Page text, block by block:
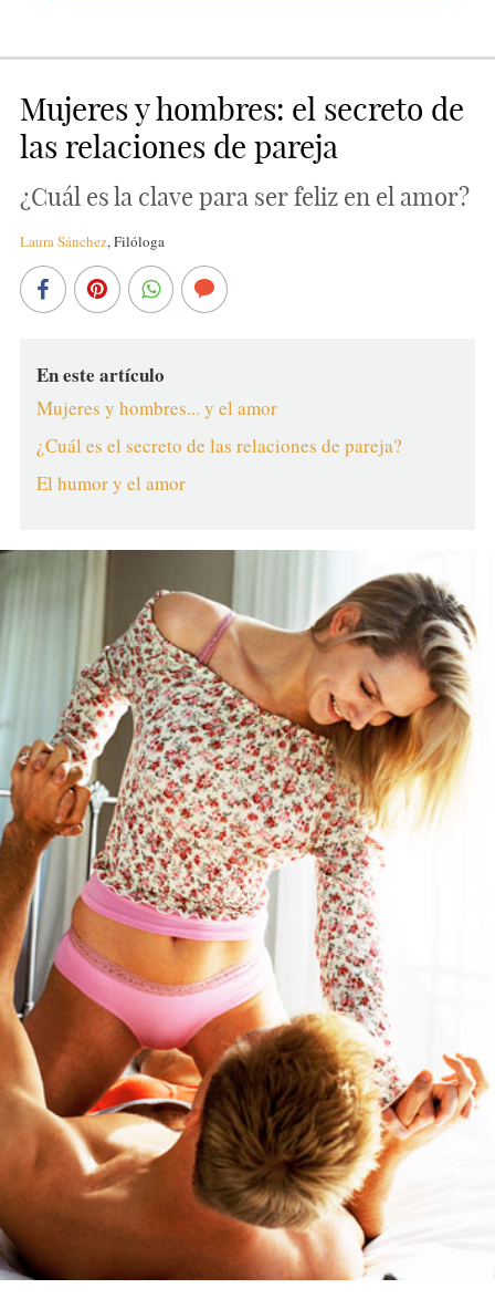
Mujeres y hombres: el secreto de
las relaciones de pareja
¿Cuál es la clave para ser feliz en el amor?
Laura Sánchez, Filóloga
En este artículo
Mujeres y hombres... y el amor
¿Cuál es el secreto de las relaciones de pareja?
El humor y el amor